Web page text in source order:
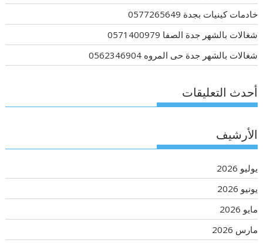
خادمات كينيات بجدة 0577265649
شغالات بالشهر جدة الصفا 0571400979
شغالات بالشهر جدة حى المروه 0562346904
أحدث التعليقات
الأرشيف
يوليو 2026
يونيو 2026
مايو 2026
مارس 2026